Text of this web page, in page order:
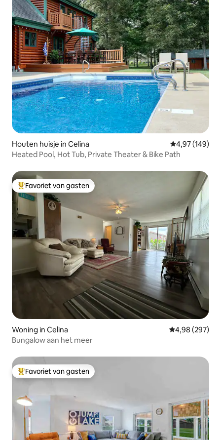
Houten huisje in Celina Gemiddelde
4,97 (149)
Heated Pool, Hot Tub, Private Theater & Bike Path
Topfavoriet van gasten
Favoriet van gasten
Woning in Celina Gemiddelde
4,98 (297)
Bungalow aan het meer
Topfavoriet van gasten
Favoriet van gasten